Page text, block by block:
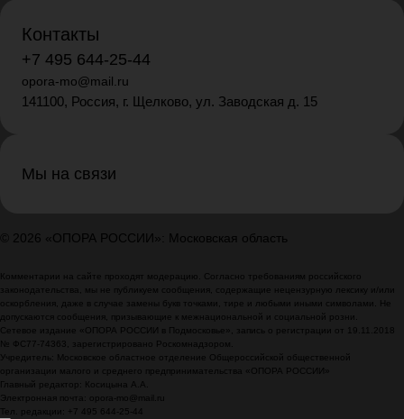
Контакты
+7 495 644-25-44
opora-mo@mail.ru
141100, Россия, г. Щелково, ул. Заводская д. 15
Мы на связи
© 2026 «ОПОРА РОССИИ»: Московская область
Комментарии на сайте проходят модерацию. Согласно требованиям российского
законодательства, мы не публикуем сообщения, содержащие нецензурную лексику и/или
оскорбления, даже в случае замены букв точками, тире и любыми иными символами. Не
допускаются сообщения, призывающие к межнациональной и социальной розни.
Сетевое издание «ОПОРА РОССИИ в Подмосковье», запись о регистрации от 19.11.2018
№ ФС77-74363, зарегистрировано Роскомнадзором.
Учредитель: Московское областное отделение Общероссийской общественной
организации малого и среднего предпринимательства «ОПОРА РОССИИ»
Главный редактор: Косицына А.А.
Электронная почта: opora-mo@mail.ru
Тел. редакции: +7 495 644-25-44